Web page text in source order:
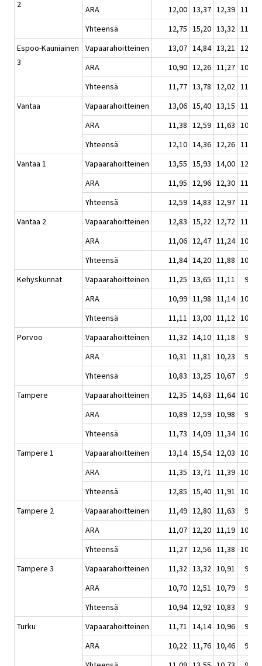
2
ARA
12,00 13,37 12,39 11,40
Yhteensä
12,75 15,20 13,32 11,60
Espoo-Kauniainen
3
Vapaarahoitteinen 13,07 14,84 13,21 12,14
ARA
10,90 12,26 11,27 10,39
Yhteensä
11,77 13,78 12,02 11,02
Vantaa
Vapaarahoitteinen 13,06 15,40 13,15 11,56
ARA
11,38 12,59 11,63 10,89
Yhteensä
12,10 14,36 12,26 11,14
Vantaa 1
Vapaarahoitteinen 13,55 15,93 14,00 12,05
ARA
11,95 12,96 12,30 11,47
Yhteensä
12,59 14,83 12,97 11,68
Vantaa 2
Vapaarahoitteinen 12,83 15,22 12,72 11,30
ARA
11,06 12,47 11,24 10,55
Yhteensä
11,84 14,20 11,88 10,83
Kehyskunnat
Vapaarahoitteinen 11,25 13,65 11,11
9,82
ARA
10,99 11,98 11,14 10,44
Yhteensä
11,11 13,00 11,12 10,16
Porvoo
Vapaarahoitteinen 11,32 14,10 11,18
9,49
ARA
10,31 11,81 10,23
9,76
Yhteensä
10,83 13,25 10,67
9,62
Tampere
Vapaarahoitteinen 12,35 14,63 11,64 10,31
ARA
10,89 12,59 10,98
9,97
Yhteensä
11,73 14,09 11,34 10,13
Tampere 1
Vapaarahoitteinen 13,14 15,54 12,03 10,76
ARA
11,35 13,71 11,39 10,19
Yhteensä
12,85 15,40 11,91 10,62
Tampere 2
Vapaarahoitteinen 11,49 12,80 11,63
9,87
ARA
11,07 12,20 11,19 10,38
Yhteensä
11,27 12,56 11,38 10,18
Tampere 3
Vapaarahoitteinen 11,32 13,32 10,91
9,93
ARA
10,70 12,51 10,79
9,76
Yhteensä
10,94 12,92 10,83
9,82
Turku
Vapaarahoitteinen 11,71 14,14 10,96
9,67
ARA
10,22 11,76 10,46
9,23